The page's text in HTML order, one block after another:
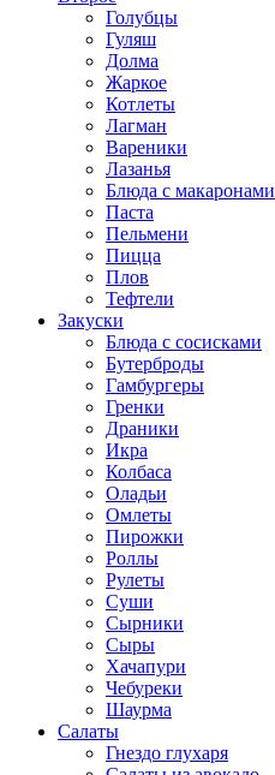
Голубцы
Гуляш
Долма
Жаркое
Котлеты
Лагман
Вареники
Лазанья
Блюда с макаронами
Паста
Пельмени
Пицца
Плов
Тефтели
Закуски
Блюда с сосисками
Бутерброды
Гамбургеры
Гренки
Драники
Икра
Колбаса
Оладьи
Омлеты
Пирожки
Роллы
Рулеты
Суши
Сырники
Сыры
Хачапури
Чебуреки
Шаурма
Салаты
Гнездо глухаря